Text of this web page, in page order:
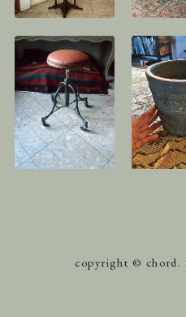
copyright © chord.